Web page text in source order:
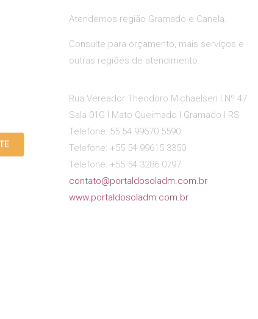
Atendemos região Gramado e Canela.
Consulte para orçamento, mais serviços e
outras regiões de atendimento.
Rua Vereador Theodoro Michaelsen l Nº 47
Sala 01G l Mato Queimado l Gramado l RS
Telefone: 55 54 99670 5590
Telefone: +55 54 99615 3350
Telefone: +55 54 3286 0797
contato@portaldosoladm.com.br
www.portaldosoladm.com.br